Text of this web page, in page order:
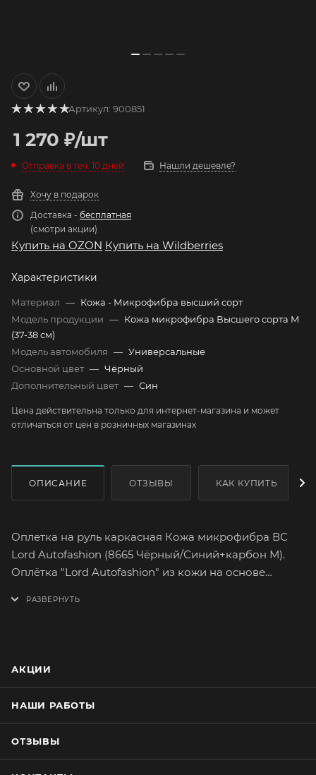
Артикул: 900851
1 270 ₽/шт
Отправка в теч. 10 дней Нашли дешевле?
Хочу в подарок
Доставка - бесплатная
(смотри акции)
Купить на OZON Купить на Wildberries
Характеристики
Материал — Кожа - Микрофибра высший сорт
Модель продукции — Кожа микрофибра Высшего сорта М
(37-38 см)
Модель автомобиля — Универсальные
Основной цвет — Чёрный
Дополнительный цвет — Син
Цена действительна только для интернет-магазина и может
отличаться от цен в розничных магазинах
ОПИСАНИЕ ОТЗЫВЫ КАК КУПИТЬ
Оплетка на руль каркасная Кожа микрофибра ВС
Lord Autofashion (8665 Чёрный/Синий+карбон М).
Оплётка "Lord Autofashion" из кожи на основе
Высококачественная микрофибра имеет множество
целостность оригинального материала руля.
форму. Форму оплётки, на протяжении всего срока
АКЦИИ
НАШИ РАБОТЫ
ОТЗЫВЫ